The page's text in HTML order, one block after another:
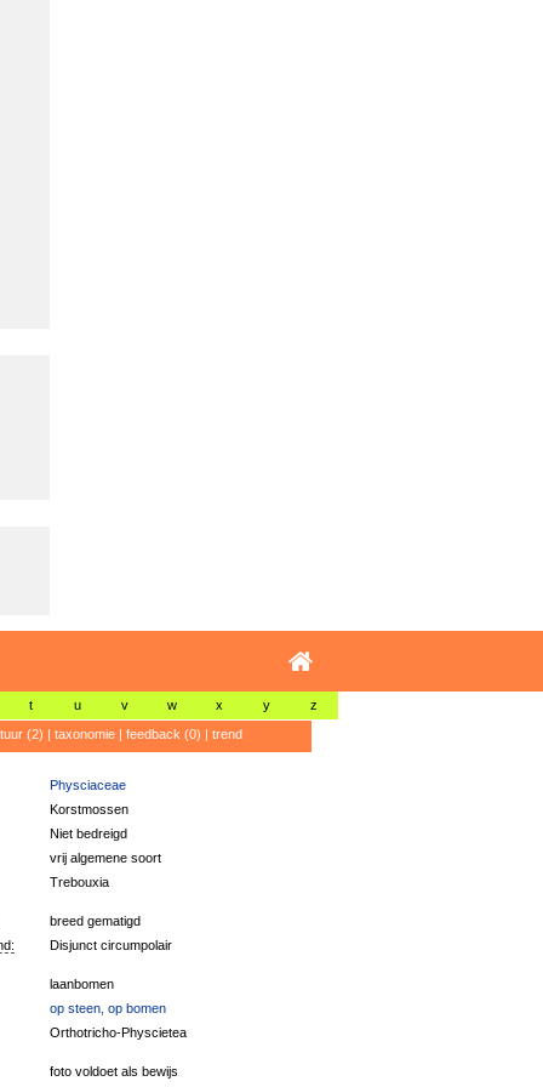
t u v w x y z
(2) | taxonomie| feedback (0) | trend
Physciaceae
Korstmossen
Niet bedreigd
vrij algemene soort
Trebouxia
breed gematigd
Disjunct circumpolair
laanbomen
op steen, op bomen
Orthotricho-Physcietea
foto voldoet als bewijs